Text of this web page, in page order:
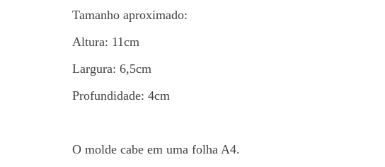
Tamanho aproximado:
Altura: 11cm
Largura: 6,5cm
Profundidade: 4cm
O molde cabe em uma folha A4.